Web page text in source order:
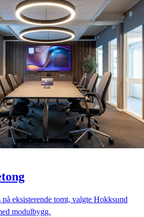
på eksisterende tomt, valgte Hokksund
modulbygg.